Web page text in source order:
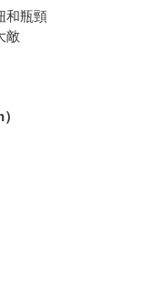
和瓶頸
敵
）